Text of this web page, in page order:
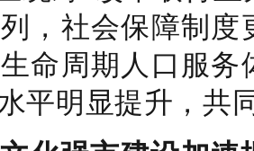
，社会保障制
命周期人口服
平明显提升，共